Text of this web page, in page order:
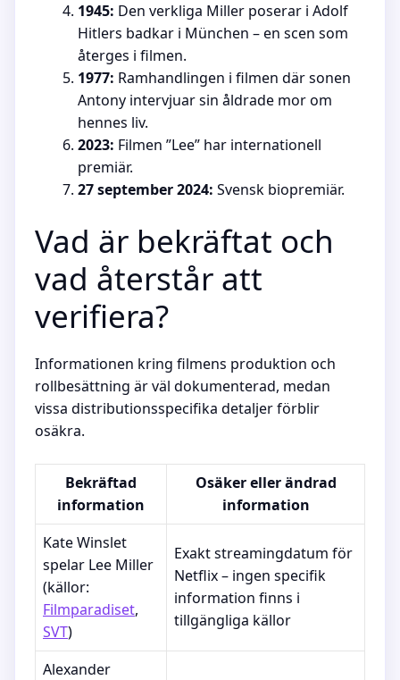
1945: Den verkliga Miller poserar i Adolf
Hitlers badkar i München – en scen som
återges i filmen.
1977: Ramhandlingen i filmen där sonen
Antony intervjuar sin åldrade mor om
hennes liv.
2023: Filmen ”Lee” har internationell
premiär.
27 september 2024: Svensk biopremiär.
Vad är bekräftat och
vad återstår att
verifiera?
Informationen kring filmens produktion och
rollbesättning är väl dokumenterad, medan
vissa distributionsspecifika detaljer förblir
osäkra.
Bekräftad
information
Osäker eller ändrad
information
Kate Winslet
spelar Lee Miller
(källor:
Filmparadiset,
SVT)
Exakt streamingdatum för
Netflix – ingen specifik
information finns i
tillgängliga källor
Alexander